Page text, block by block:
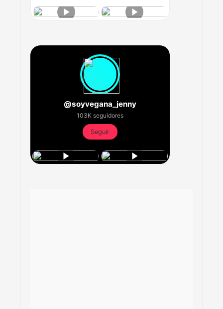
@soyvegana_jenny
103K seguidores
Seguir